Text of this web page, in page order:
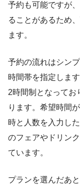
予約も可能ですが
ることがあるため
ます。
予約の流れはシン
時間帯を指定しま
2時間制となってお
ります。希望時間
時と人数を入力し
のフェアやドリン
ています。
プランを選んだあ